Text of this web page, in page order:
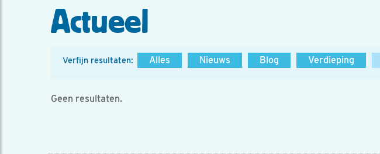
Actueel
Verfijn resultaten: Alles Nieuws Blog Verdieping
Geen resultaten.